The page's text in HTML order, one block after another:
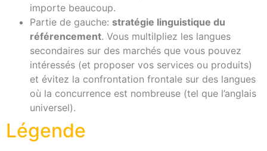
importe beaucoup.
Partie de gauche: stratégie linguistique du
référencement. Vous multilpliez les langues
secondaires sur des marchés que vous pouvez
intéressés (et proposer vos services ou produits)
et évitez la confrontation frontale sur des langues
où la concurrence est nombreuse (tel que l’anglais
universel).
Légende